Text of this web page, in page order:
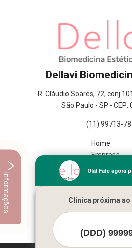
Dellavi
R. Cláudio Soares, 72, conj
São Paulo - SP - CEP:
(11) 99713-
Home
Empresa
Missão
Mapa do site
Mais
Olá! Fale agora
Clinica próxima
Informações